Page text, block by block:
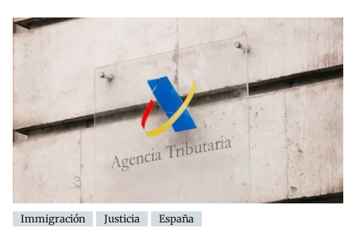
Immigración Justicia España